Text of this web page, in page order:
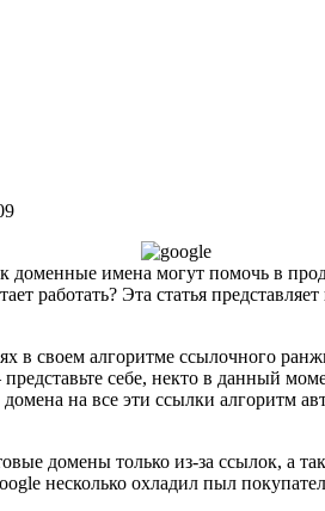
доменные имена могут помочь в
работать? Эта статья
в своем алгоритме ссылочного
себе, некто в данный
на все эти ссылки алгоритм
домены только из-за ссылок, а
несколько охладил пыл